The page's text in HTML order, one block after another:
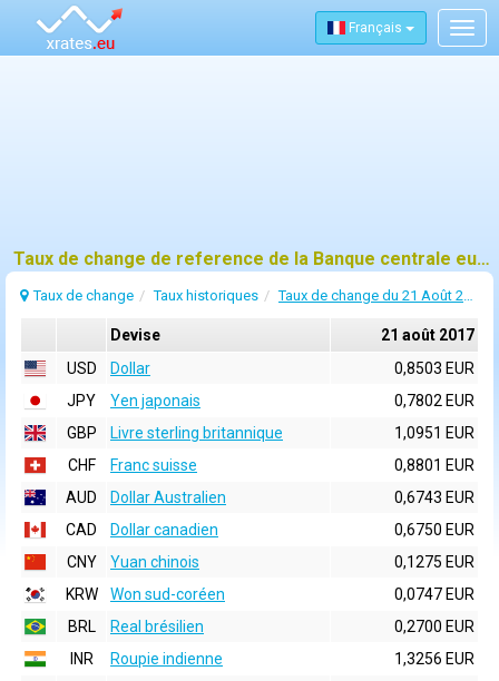
Français
Taux de change de reference de la Banque centrale europeenne (BCE) pour 21 août 2017
Taux de change Taux historiques Taux de change du 21 Août 2017
Devise
21 août 2017
USD
Dollar
0,8503 EUR
JPY
Yen japonais
0,7802 EUR
GBP
Livre sterling britannique
1,0951 EUR
CHF
Franc suisse
0,8801 EUR
AUD
Dollar Australien
0,6743 EUR
CAD
Dollar canadien
0,6750 EUR
CNY
Yuan chinois
0,1275 EUR
KRW
Won sud-coréen
0,0747 EUR
BRL
Real brésilien
0,2700 EUR
INR
Roupie indienne
1,3256 EUR